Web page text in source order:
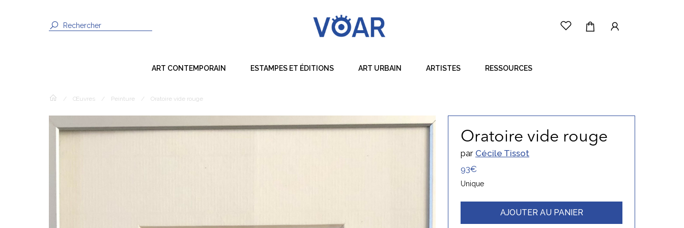
ART CONTEMPORAIN
Dessin
Peinture
Sculpture
ESTAMPES ET ÉDITIONS ART URBAIN
Peinture
Sculpture
ARTISTES RESSOURCES
CÔTÉ ARTISTE
CÔTÉ ACHETEUR
/ Œuvres / Peinture / Oratoire vide rouge
Oratoire vide rouge
par Cécile Tissot
93€
Unique
AJOUTER AU PANIER